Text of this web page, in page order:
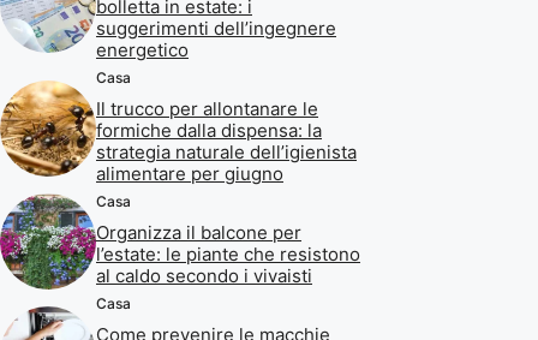
bolletta in estate: i
suggerimenti dell’ingegnere
energetico
Casa
Il trucco per allontanare le
formiche dalla dispensa: la
strategia naturale dell’igienista
alimentare per giugno
Casa
Organizza il balcone per
l’estate: le piante che resistono
al caldo secondo i vivaisti
Casa
Come prevenire le macchie